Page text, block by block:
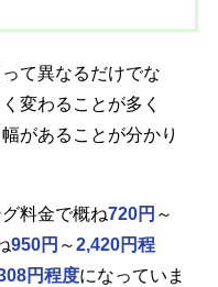
て異なるだけでな
変わることが多く
があることが分かり
料金で概ね720円 ～
950円 ～2,420円程
円程度になっていま